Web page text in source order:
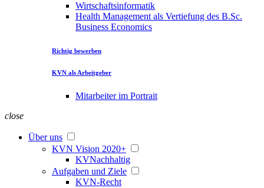
Wirtschaftsinformatik
Health Management als Vertiefung des B.Sc.
Business Economics
Richtig bewerben
KVN als Arbeitgeber
Mitarbeiter im Portrait
close
Über uns
KVN Vision 2020+
KVNachhaltig
Aufgaben und Ziele
KVN-Recht